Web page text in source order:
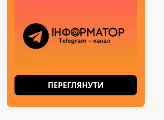
ПЕРЕГЛЯНУТИ